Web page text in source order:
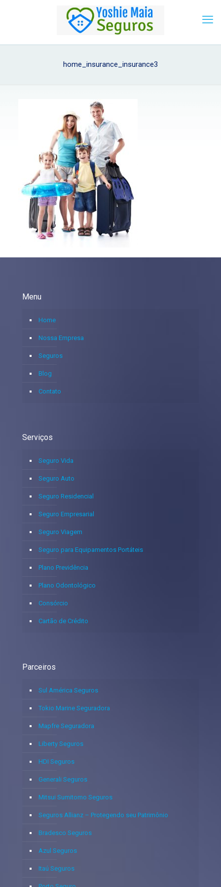
home_insurance_insurance3
Menu
Home
Nossa Empresa
Seguros
Blog
Contato
Serviços
Seguro Vida
Seguro Auto
Seguro Residencial
Seguro Empresarial
Seguro Viagem
Seguro para Equipamentos Portáteis
Plano Previdência
Plano Odontológico
Consórcio
Cartão de Crédito
Parceiros
Sul América Seguros
Tokio Marine Seguradora
Mapfre Seguradora
Liberty Seguros
HDI Seguros
Generali Seguros
Mitsui Sumitomo Seguros
Seguros Allianz – Protegendo seu Patrimônio
Bradesco Seguros
Azul Seguros
Itaú Seguros